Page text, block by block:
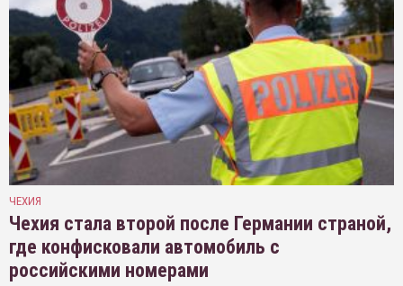
ЧЕХИЯ
Чехия стала второй после Германии страной,
где конфисковали автомобиль с
российскими номерами